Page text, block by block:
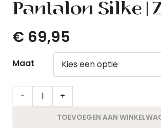
Pantalon Silke |
€ 69,95
Maat
Pantalon
TOEVOEGEN AAN